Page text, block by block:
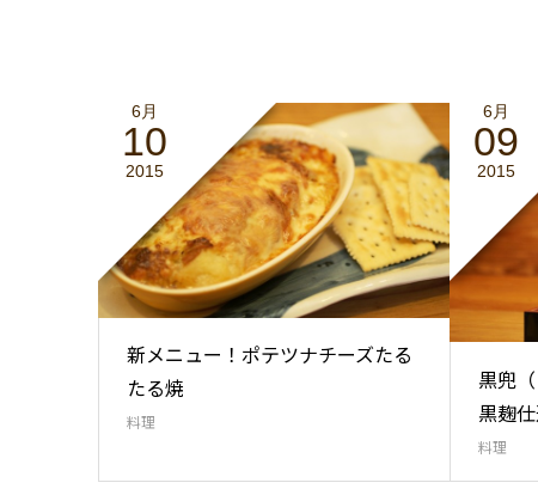
6月
10
2015
新メニュー！ポテツナチーズたる
たる焼
料理
6月
09
2015
黒兜
黒麹
料理